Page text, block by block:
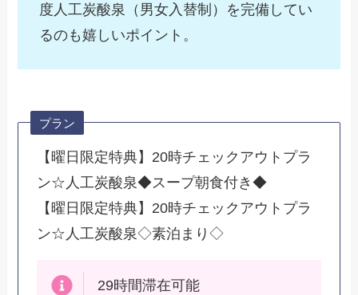
度人工炭酸泉（男女入替制）を完備してい
るのも嬉しいポイント。
プラン
【曜日限定特典】20時チェックアウトプラ
ン☆人工炭酸泉◆スープ朝食付き◆
【曜日限定特典】20時チェックアウトプラ
ン☆人工炭酸泉◇素泊まり◇
29時間滞在可能